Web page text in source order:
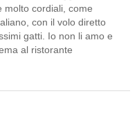
molto cordiali, come
con il volo diretto
gatti. Io non li amo e
al ristorante